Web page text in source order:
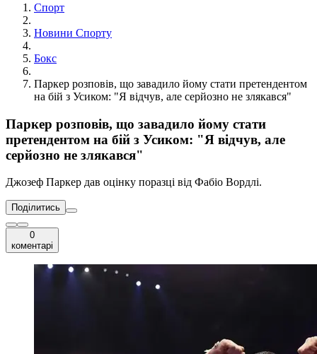
Спорт
Новини Спорту
Бокс
Паркер розповів, що завадило йому стати претендентом
на бій з Усиком: "Я відчув, але серйозно не злякався"
Паркер розповів, що завадило йому стати
претендентом на бій з Усиком: "Я відчув, але
серйозно не злякався"
Джозеф Паркер дав оцінку поразці від Фабіо Вордлі.
Поділитись
0
коментарі